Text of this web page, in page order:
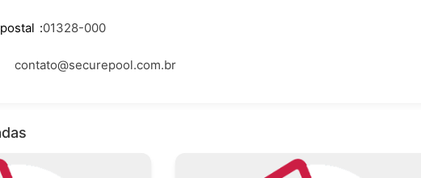
01328-000
contato@securepool.com.br